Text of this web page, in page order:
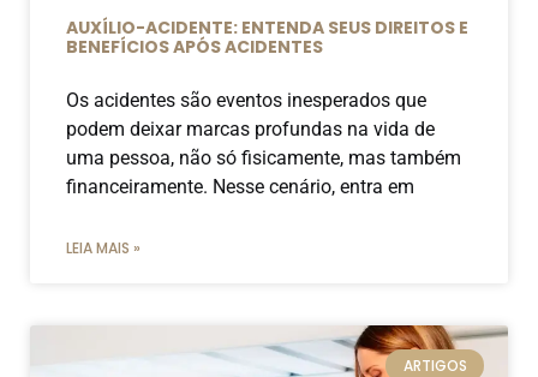
AUXÍLIO-ACIDENTE: ENTENDA SEUS DIREITOS E
BENEFÍCIOS APÓS ACIDENTES
Os acidentes são eventos inesperados que
podem deixar marcas profundas na vida de
uma pessoa, não só fisicamente, mas também
financeiramente. Nesse cenário, entra em
LEIA MAIS »
ARTIGOS